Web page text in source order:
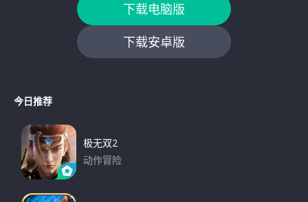
下载电脑版
下载安卓版
今日推荐
极无双2
动作冒险